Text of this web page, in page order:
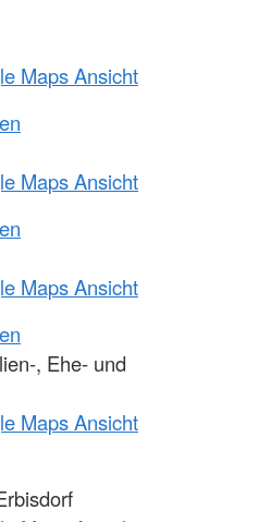
Maps Ansicht
Maps Ansicht
Maps Ansicht
, Ehe- und
Maps Ansicht